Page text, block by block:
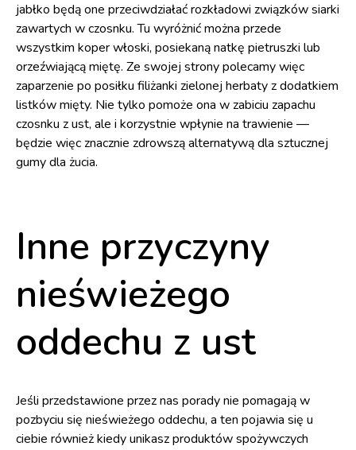
jabłko będą one przeciwdziałać rozkładowi związków siarki
zawartych w czosnku. Tu wyróżnić można przede
wszystkim koper włoski, posiekaną natkę pietruszki lub
orzeźwiającą miętę. Ze swojej strony polecamy więc
zaparzenie po posiłku filiżanki zielonej herbaty z dodatkiem
listków mięty. Nie tylko pomoże ona w zabiciu zapachu
czosnku z ust, ale i korzystnie wpłynie na trawienie —
będzie więc znacznie zdrowszą alternatywą dla sztucznej
gumy dla żucia.
Inne przyczyny
nieświeżego
oddechu z ust
Jeśli przedstawione przez nas porady nie pomagają w
pozbyciu się nieświeżego oddechu, a ten pojawia się u
ciebie również kiedy unikasz produktów spożywczych